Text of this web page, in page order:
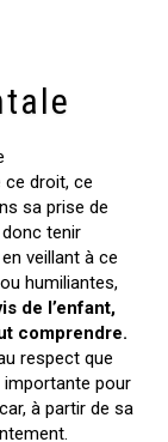
ce droit, ce
sa prise de
tenir
veillant à ce
humiliantes,
de l’enfant,
comprendre.
respect que
importante pour
à partir de sa